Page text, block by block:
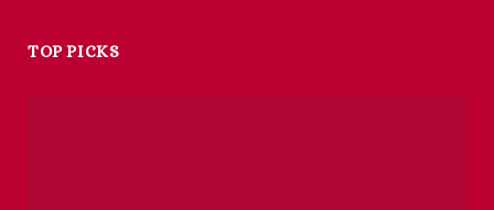
TOP PICKS